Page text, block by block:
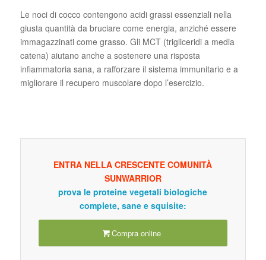
Le noci di cocco contengono acidi grassi essenziali nella
giusta quantità da bruciare come energia, anziché essere
immagazzinati come grasso. Gli MCT (trigliceridi a media
catena) aiutano anche a sostenere una risposta
infiammatoria sana, a rafforzare il sistema immunitario e a
migliorare il recupero muscolare dopo l’esercizio.
ENTRA NELLA CRESCENTE COMUNITÀ
SUNWARRIOR
prova le proteine vegetali biologiche
complete, sane e squisite:
Compra online